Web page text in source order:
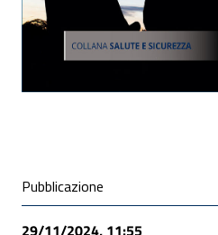
ALLEGATI
Condivisione social
Pubblicazione
29/11/2024, 11:55